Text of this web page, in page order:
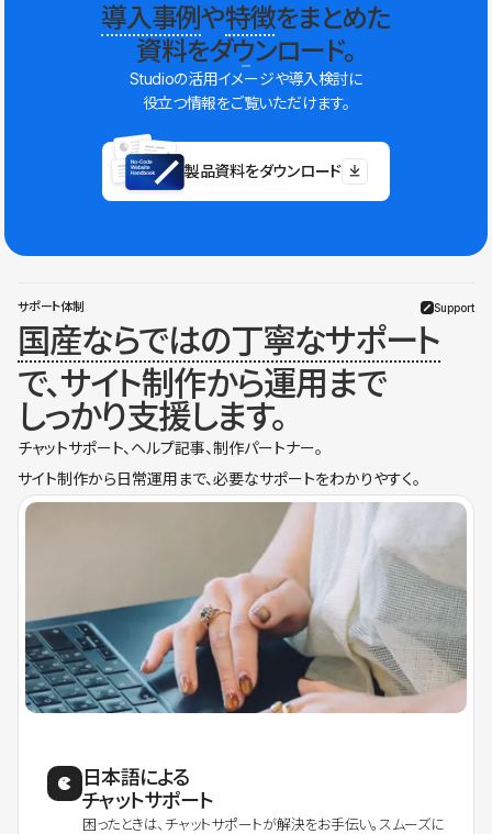
導入事例や特徴をまとめた
資料をダウンロード。
Studioの活用イメージや導入検討に
役立つ情報をご覧いただけます。
製品資料をダウンロード
サポート体制 Support
国産ならではの丁寧なサポート
で、サイト制作から運用まで
しっかり支援します。
チャットサポート、ヘルプ記事、制作パートナー。
サイト制作から日常運用まで、必要なサポートをわかりやすく。
日本語による
チャットサポート
困ったときは、チャットサポートが解決をお手伝い。スムーズに